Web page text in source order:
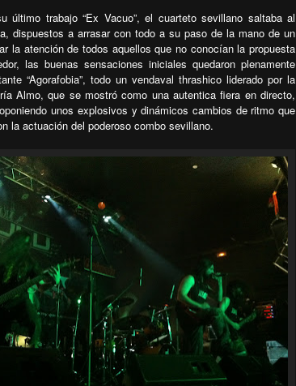
trabajo “Ex Vacuo”, el cuarteto sevillano saltaba al
dispuestos a arrasar con todo a su paso de la mano de un
la atención de todos aquellos que no conocían la propuesta
las buenas sensaciones iniciales quedaron plenamente
“Agorafobia”, todo un vendaval thrashico liderado por la
Almo, que se mostró como una autentica fiera en directo,
unos explosivos y dinámicos cambios de ritmo que
la actuación del poderoso combo sevillano.